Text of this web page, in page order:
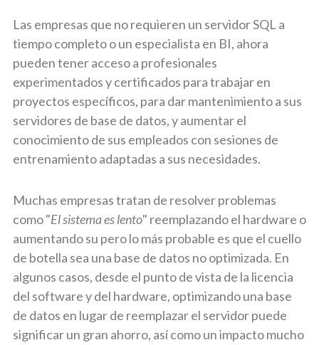
Las empresas que no requieren un servidor SQL a
tiempo completo o un especialista en BI, ahora
pueden tener acceso a profesionales
experimentados y certificados para trabajar en
proyectos específicos, para dar mantenimiento a sus
servidores de base de datos, y aumentar el
conocimiento de sus empleados con sesiones de
entrenamiento adaptadas a sus necesidades.
Muchas empresas tratan de resolver problemas
como "El sistema es lento" reemplazando el hardware o
aumentando su pero lo más probable es que el cuello
de botella sea una base de datos no optimizada. En
algunos casos, desde el punto de vista de la licencia
del software y del hardware, optimizando una base
de datos en lugar de reemplazar el servidor puede
significar un gran ahorro, así como un impacto mucho